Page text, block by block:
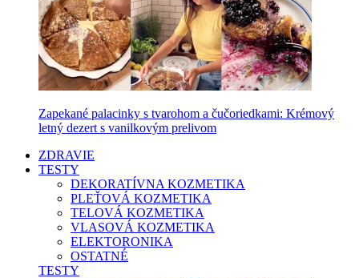
Zapekané palacinky s tvarohom a čučoriedkami: Krémový
letný dezert s vanilkovým prelivom
ZDRAVIE
TESTY
DEKORATÍVNA KOZMETIKA
PLEŤOVÁ KOZMETIKA
TELOVÁ KOZMETIKA
VLASOVÁ KOZMETIKA
ELEKTORONIKA
OSTATNÉ
TESTY